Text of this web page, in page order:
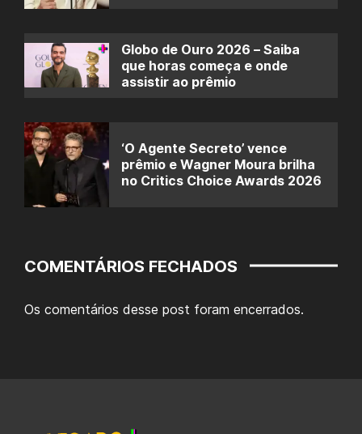
Globo de Ouro 2026 – Saiba
que horas começa e onde
assistir ao prêmio
‘O Agente Secreto’ vence
prêmio e Wagner Moura brilha
no Critics Choice Awards 2026
COMENTÁRIOS FECHADOS
Os comentários desse post foram encerrados.